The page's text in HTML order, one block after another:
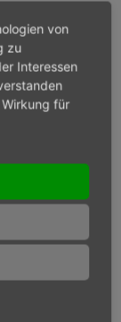
min-1
von
zu
Interessen
für